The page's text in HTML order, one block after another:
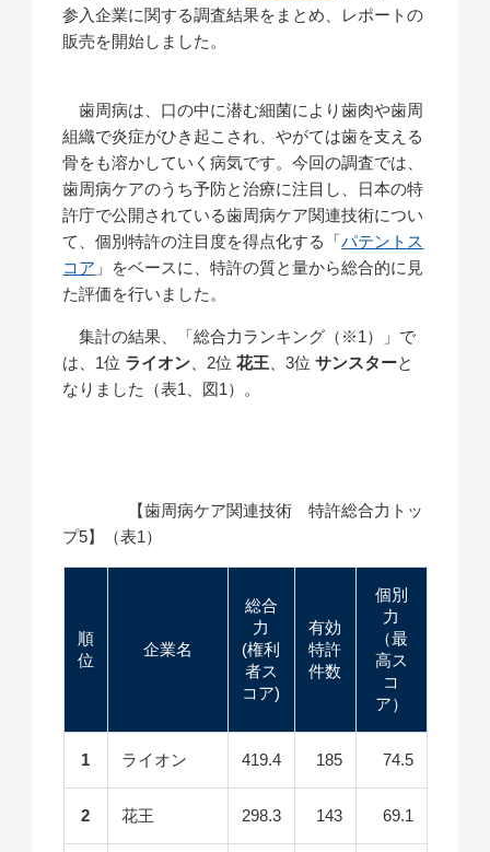
参入企業に関する調査結果をまとめ、レポートの
販売を開始しました。
歯周病は、口の中に潜む細菌により歯肉や歯周
組織で炎症がひき起こされ、やがては歯を支える
骨をも溶かしていく病気です。今回の調査では、
歯周病ケアのうち予防と治療に注目し、日本の特
許庁で公開されている歯周病ケア関連技術につい
て、個別特許の注目度を得点化する「パテントス
コア 」をベースに、特許の質と量から総合的に見
た評価を行いました。
集計の結果、「総合力ランキング（※1）」で
は、1位 ライオン 、2位花王 、3位サンスターと
なりました（表1、図1）。
【歯周病ケア関連技術 特許総合力トッ
プ5】（表1）
順
位
企業名
総合
力
(権利
者ス
コア)
有効
特許
件数
個別
力
（最
高ス
コ
ア）
1 ライオン 419.4 185 74.5
2 花王 298.3 143 69.1